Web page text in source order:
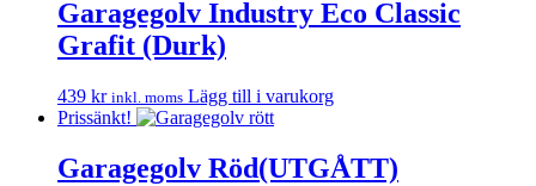
Garagegolv Industry Eco Classic
Grafit (Durk)
439 kr inkl. moms Lägg till i varukorg
Prissänkt!
Garagegolv Röd(UTGÅTT)